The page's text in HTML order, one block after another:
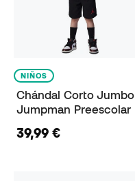
NIÑOS
Chándal Corto Jumbo
Jumpman Preescolar
39,99 €